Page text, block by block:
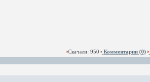
Скачали: 950
Комментарии(0)